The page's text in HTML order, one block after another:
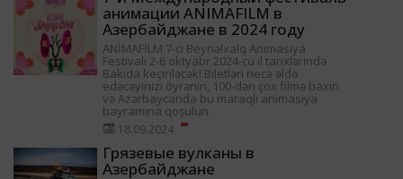
анимации ANIMAFILM в
Азербайджане в 2024 году
ANİMAFİLM 7-ci Beynəlxalq Animasiya
Festivalı 2-6 oktyabr 2024-cü il tarixlərində
Bakıda keçiriləcək! Biletləri necə əldə
edəcəyinizi öyrənin, 100-dən çox filmə baxın
və Azərbaycanda bu maraqlı animasiya
bayramına qoşulun.
18.09.2024
Грязевые вулканы в
Азербайджане